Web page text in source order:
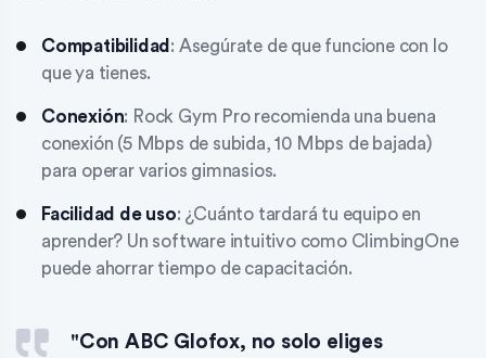
Compatibilidad : Asegúrate de que funcione con lo
que ya tienes.
Conexión: Rock Gym Pro recomienda una buena
conexión (5 Mbps de subida, 10 Mbps de bajada)
para operar varios gimnasios.
Facilidad de uso: ¿Cuánto tardará tu equipo en
aprender? Un software intuitivo como ClimbingOne
puede ahorrar tiempo de capacitación.
"Con ABC Glofox, no solo eliges